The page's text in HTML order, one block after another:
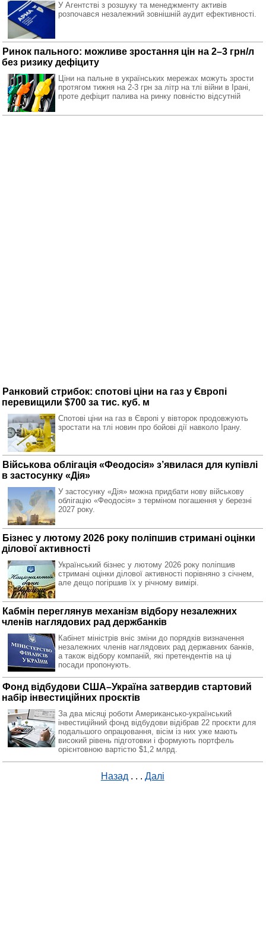
У Агентстві з розшуку та менеджменту активів
розпочався незалежний зовнішній аудит ефективності.
Ринок пального: можливе зростання цін на 2–3 грн/л
без ризику дефіциту
Ціни на пальне в українських мережах можуть зрости
протягом тижня на 2-3 грн за літр на тлі війни в Ірані,
проте дефіцит палива на ринку повністю відсутній
Ранковий стрибок: спотові ціни на газ у Європі
перевищили $700 за тис. куб. м
Спотові ціни на газ в Європі у вівторок продовжують
зростати на тлі новин про бойові дії навколо Ірану.
Військова облігація «Феодосія» з’явилася для купівлі
в застосунку «Дія»
У застосунку «Дія» можна придбати нову військову
облігацію «Феодосія» з терміном погашення у березні
2027 року.
Бізнес у лютому 2026 року поліпшив стримані оцінки
ділової активності
Український бізнес у лютому 2026 року поліпшив
стримані оцінки ділової активності порівняно з січнем,
але дещо погіршив їх у річному вимірі.
Кабмін переглянув механізм відбору незалежних
членів наглядових рад держбанків
Кабінет міністрів вніс зміни до порядків визначення
незалежних членів наглядових рад державних банків,
а також відбору компаній, які претендентів на ці
посади пропонують.
Фонд відбудови США–Україна затвердив стартовий
набір інвестиційних проєктів
За два місяці роботи Американсько-український
інвестиційний фонд відбудови відібрав 22 проєкти для
подальшого опрацювання, вісім із них уже мають
високий рівень підготовки і формують портфель
орієнтовною вартістю $1,2 млрд.
Назад . . . Далі